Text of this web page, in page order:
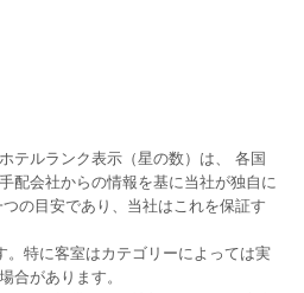
テルランク表示（星の数）は、 各国
配会社からの情報を基に当社が独自に
の目安であり、当社はこれを保証す
特に客室はカテゴリーによっては実
合があります。